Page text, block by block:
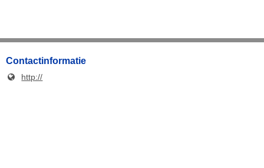
Contactinformatie
http://